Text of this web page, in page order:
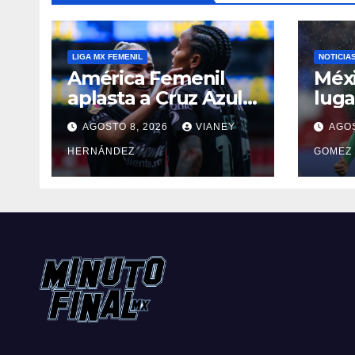
LIGA MX FEMENIL
América Femenil
aplasta a Cruz Azul
en su regreso a casa
AGOSTO 8, 2026 VIANEY
HERNÁNDEZ GOMEZ